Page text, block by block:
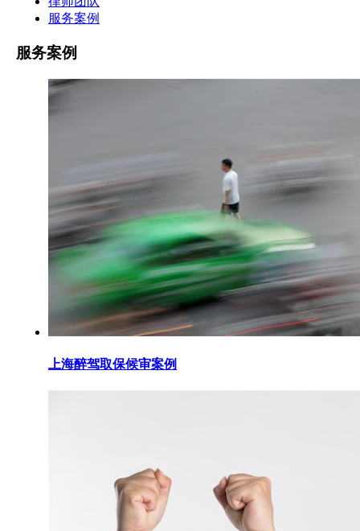
服务案例
服务案例
上海醉驾取保候审案例